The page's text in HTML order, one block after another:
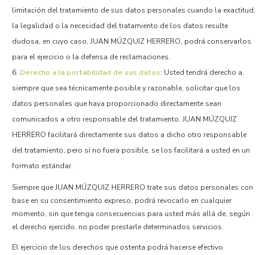
limitación del tratamiento de sus datos personales cuando la exactitud,
la legalidad o la necesidad del tratamiento de los datos resulte
dudosa, en cuyo caso, JUAN MÚZQUIZ HERRERO, podrá conservarlos
para el ejercicio o la defensa de reclamaciones.
Derecho a la portabilidad de sus datos: Usted tendrá derecho a,
siempre que sea técnicamente posible y razonable, solicitar que los
datos personales que haya proporcionado directamente sean
comunicados a otro responsable del tratamiento. JUAN MÚZQUIZ
HERRERO facilitará directamente sus datos a dicho otro responsable
del tratamiento, pero si no fuera posible, se los facilitará a usted en un
formato estándar.
Siempre que JUAN MÚZQUIZ HERRERO trate sus datos personales con
base en su consentimiento expreso, podrá revocarlo en cualquier
momento, sin que tenga consecuencias para usted más allá de, según
el derecho ejercido, no poder prestarle determinados servicios.
El ejercicio de los derechos que ostenta podrá hacerse efectivo